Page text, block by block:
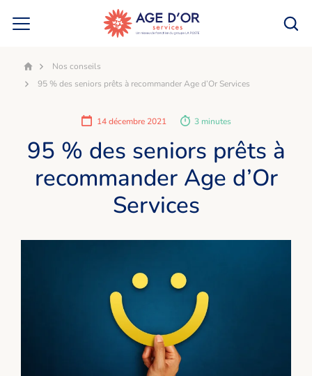
AccueilNos conseils
95 % des seniors prêts à recommander Age d’Or Services
14 décembre 2021 3 minutes
95 % des seniors prêts à
recommander Age d’Or
Services